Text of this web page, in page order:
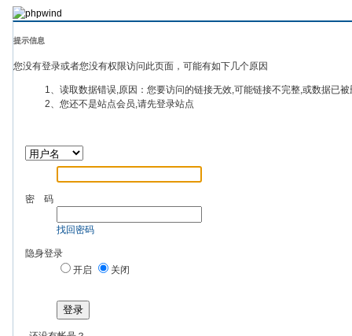
提示信息
您没有登录或者您没有权限访问此页面，可能有如下几个原因
1、读取数据错误,原因：您要访问的链接无效,可能链接不完整,或数据已
2、您还不是站点会员,请先登录站点
密 码
找回密码
隐身登录
开启
关闭
登录